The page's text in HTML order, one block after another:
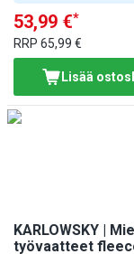
53,99 €*
RRP 65,99 €
Lisää
KARLOWSKY |
työvaatteet